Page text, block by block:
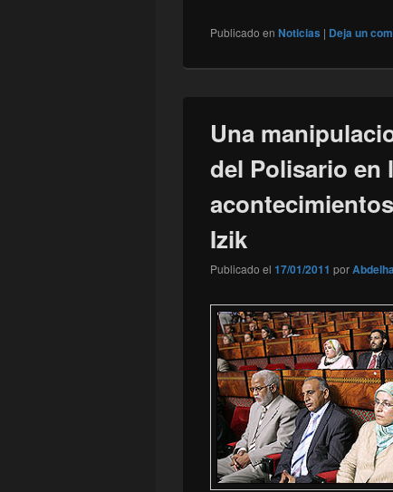
Publicado en Noticias | Deja un
Una
del Polisario en
Izik
Publicado el 17/01/2011 por